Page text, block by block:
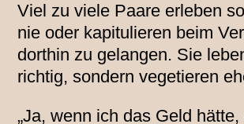
Viel zu viele Paare erleben
nie oder kapitulieren beim
dorthin zu gelangen. Sie
richtig, sondern vegetieren
„Ja, wenn ich das Geld hätte,